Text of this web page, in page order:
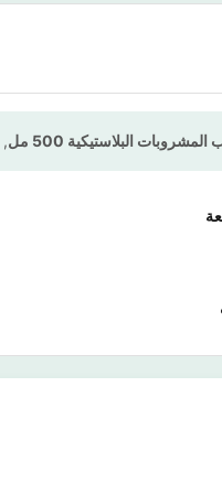
البلاستيكية 500 مل ,